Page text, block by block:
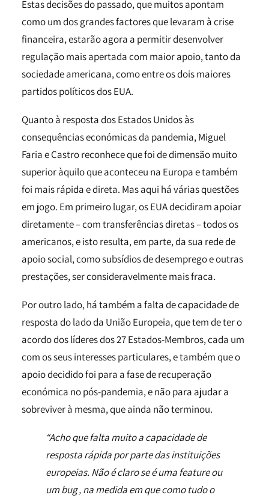
Estas decisões do passado, que muitos apontam
como um dos grandes factores que levaram à crise
financeira, estarão agora a permitir desenvolver
regulação mais apertada com maior apoio, tanto da
sociedade americana, como entre os dois maiores
partidos políticos dos EUA.
Quanto à resposta dos Estados Unidos às
consequências económicas da pandemia, Miguel
Faria e Castro reconhece que foi de dimensão muito
superior àquilo que aconteceu na Europa e também
foi mais rápida e direta. Mas aqui há várias questões
em jogo. Em primeiro lugar, os EUA decidiram apoiar
diretamente – com transferências diretas – todos os
americanos, e isto resulta, em parte, da sua rede de
apoio social, como subsídios de desemprego e outras
prestações, ser consideravelmente mais fraca.
Por outro lado, há também a falta de capacidade de
resposta do lado da União Europeia, que tem de ter o
acordo dos líderes dos 27 Estados-Membros, cada um
com os seus interesses particulares, e também que o
apoio decidido foi para a fase de recuperação
económica no pós-pandemia, e não para ajudar a
sobreviver à mesma, que ainda não terminou.
“Acho que falta muito a capacidade de
resposta rápida por parte das instituições
europeias. Não é claro se é uma feature ou
um bug , na medida em que como tudo o